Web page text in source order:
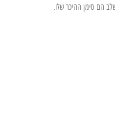
שלב הם סימן ההיכר שלו.